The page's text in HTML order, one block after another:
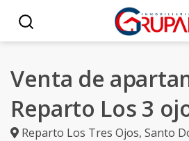
Venta de
Reparto Los 3
Reparto Los Tres Ojos, Santo